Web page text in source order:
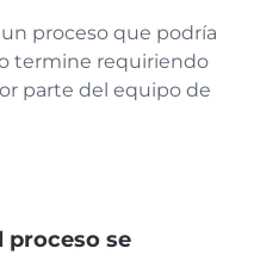
proceso que podría
termine requiriendo
parte del equipo de
proceso se